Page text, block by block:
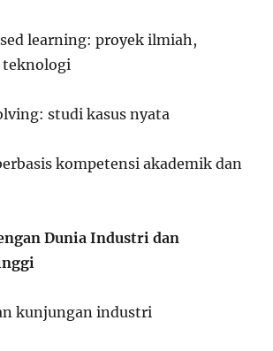
learning: proyek ilmiah,
teknologi
studi kasus nyata
kompetensi akademik dan
Dunia Industri dan
kunjungan industri